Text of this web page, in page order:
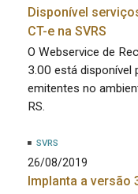
Disponível
CT-e na SVRS
O Webservice de
3.00 está disponível
emitentes no
RS.
SVRS
26/08/2019
Implanta a versão